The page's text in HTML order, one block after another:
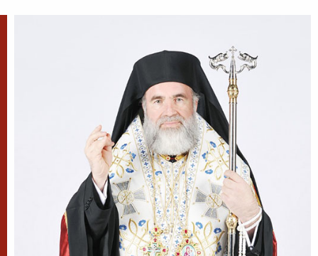
Domnului
Schimbarea la Față a
Mântuitorului Iisus Hristos este
unul din Praznicele împărătești ale Bisericii
Ortodoxe, sărbătorită la 6 august.
Sfântul Antonie de la
Optina
Doamne, ajută-mi să văd păcatele
mele; Doamne, dă-mi răbdare,
mărinimie şi blândeţe!